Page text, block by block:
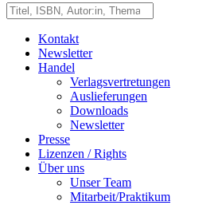
Kontakt
Newsletter
Handel
Verlagsvertretungen
Auslieferungen
Downloads
Newsletter
Presse
Lizenzen / Rights
Über uns
Unser Team
Mitarbeit/Praktikum